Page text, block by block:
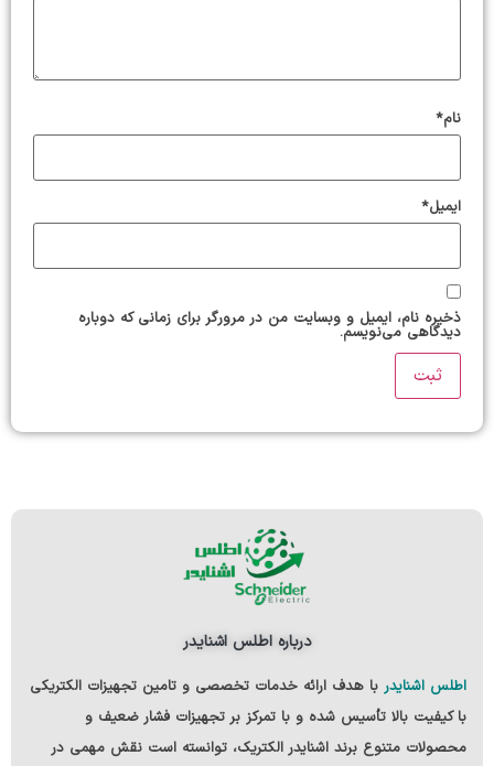
نام*
ایمیل*
ذخیره نام، ایمیل و وبسایت من در مرورگر برای زمانی که دوباره
دیدگاهی می‌نویسم.
درباره اطلس اشنایدر
اطلس اشنایدر با هدف ارائه خدمات تخصصی و تامین تجهیزات الکتریکی
با کیفیت بالا تأسیس شده و با تمرکز بر تجهیزات فشار ضعیف و
محصولات متنوع برند اشنایدر الکتریک، توانسته است نقش مهمی در